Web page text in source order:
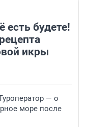
есть будете!
икры
— о
море после